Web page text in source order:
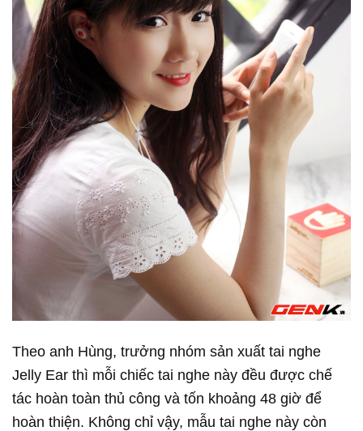
Theo anh Hùng, trưởng nhóm sản xuất tai nghe
Jelly Ear thì mỗi chiếc tai nghe này đều được chế
tác hoàn toàn thủ công và tốn khoảng 48 giờ để
hoàn thiện. Không chỉ vậy, mẫu tai nghe này còn